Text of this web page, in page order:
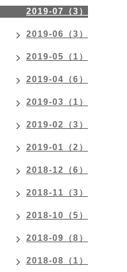
2019-07（3）
2019-06（3）
2019-05（1）
2019-04（6）
2019-03（1）
2019-02（3）
2019-01（2）
2018-12（6）
2018-11（3）
2018-10（5）
2018-09（8）
2018-08（1）